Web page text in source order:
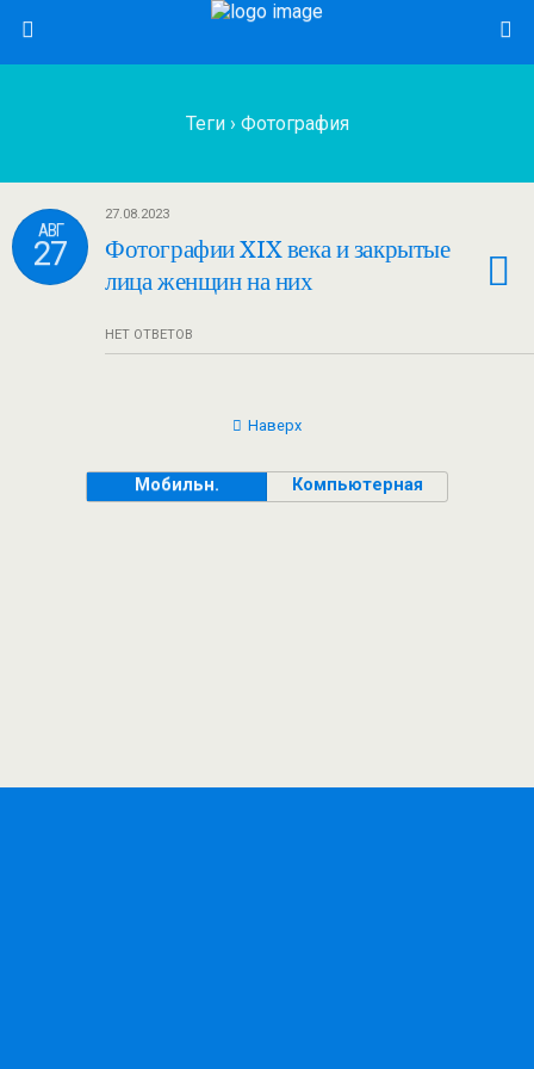
Теги › Фотография
АВГ
27
27.08.2023
Фотографии XIX века и закрытые
лица женщин на них
НЕТ ОТВЕТОВ
Наверх
Мобильн. Компьютерная